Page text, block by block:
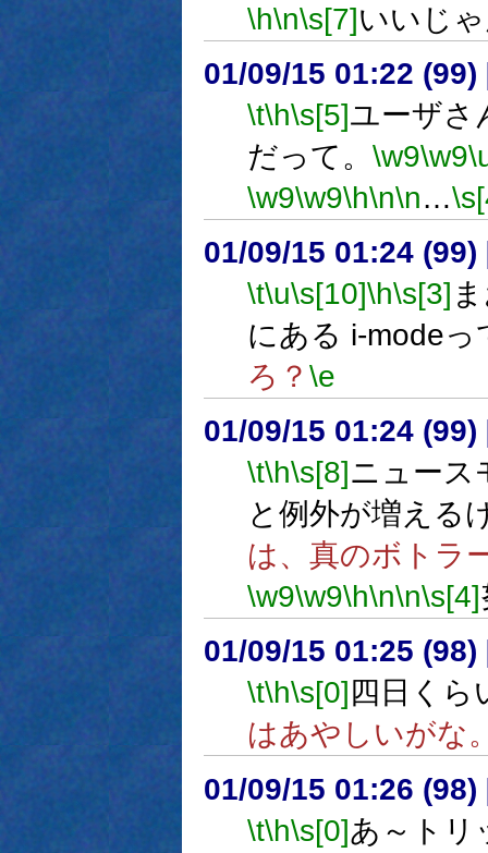
\h\n\s[7]いいじ
01/09/15 01:22 (99)
\t\h\s[5]ユーザさ
だって。 \w9\w9
\w9\w9\h\n\n…
01/09/15 01:24 (99)
\t\u\s[10]\h\s[3]
にある i-mode
ろ？ \e
01/09/15 01:24 (99)
\t\h\s[8]ニュース
と例外が増える
は、真のボトラ
\w9\w9\h\n\n\s[4]
01/09/15 01:25 (98)
\t\h\s[0] 四日くら
はあやしいがな
01/09/15 01:26 (98)
\t\h\s[0]あ～トリ